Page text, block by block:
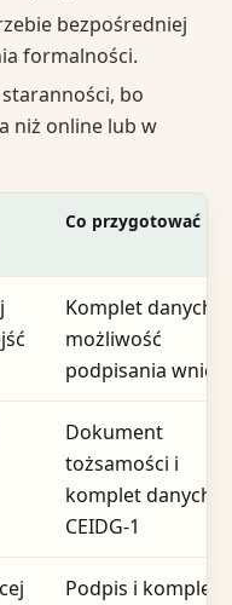
bezpośredniej
formalności.
bo
niż online lub w
Co przygotować
Komplet danych i
możliwość
podpisania
Dokument
tożsamości i
komplet danych
CEIDG-1
Podpis i komplet